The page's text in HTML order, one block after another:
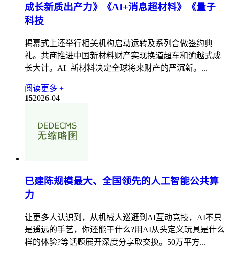
成长新质出产力》《AI+消息超材料》《量子
科技
揭幕式上还举行相关机构启动运转及系列合做签约典
礼。共商推进中国新材料财产实现换道超车和逾越式成
长大计。AI+新材料决定全球将来财产的严沉新。...
阅读更多 +
152026-04
已建陈规模最大、全国领先的人工智能公共算
力
让更多人认识到，从机械人巡逛到AI互动竞技，AI不只
是遥远的手艺，你还能干什么?用AI从头定义玩具是什么
样的体验?等话题展开深度分享取交换。50万平方...